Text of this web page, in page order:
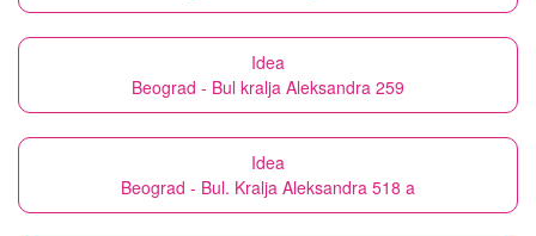
Idea
Beograd - Bul kralja Aleksandra 259
Idea
Beograd - Bul. Kralja Aleksandra 518 a